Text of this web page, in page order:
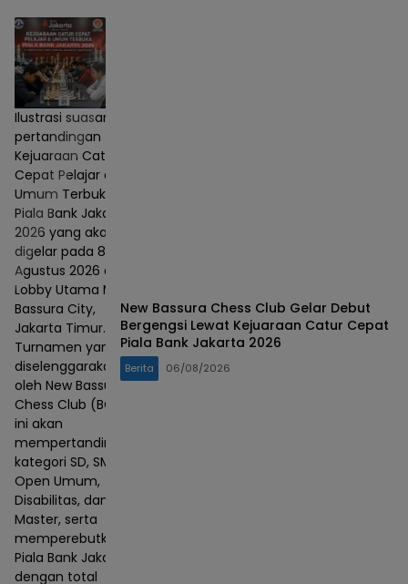
Ilustrasi suasana
pertandingan
Kejuaraan Catur
Cepat Pelajar dan
Umum Terbuka
Piala Bank Jakarta
2026 yang akan
digelar pada 8–9
Agustus 2026 di
Lobby Utama Mall
Bassura City,
Jakarta Timur.
Turnamen yang
diselenggarakan
oleh New Bassura
Chess Club (BCC)
ini akan
mempertandingkan
kategori SD, SMP,
Open Umum,
Disabilitas, dan
Master, serta
memperebutkan
Piala Bank Jakarta
dengan total
New Bassura Chess Club Gelar Debut
Bergengsi Lewat Kejuaraan Catur Cepat
Piala Bank Jakarta 2026
Berita 06/08/2026